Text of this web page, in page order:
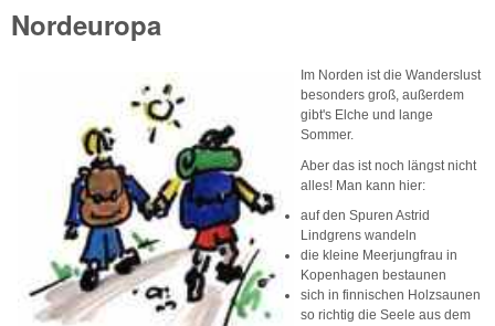
Nordeuropa
Im Norden ist die Wanderslust
besonders groß, außerdem
gibt's Elche und lange
Sommer.
Aber das ist noch längst nicht
alles! Man kann hier:
auf den Spuren Astrid
Lindgrens wandeln
die kleine Meerjungfrau in
Kopenhagen bestaunen
sich in finnischen Holzsaunen
so richtig die Seele aus dem